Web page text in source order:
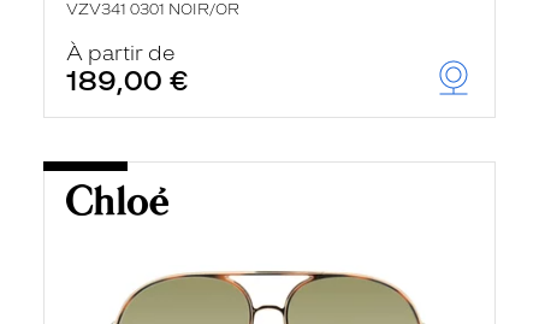
VZV341 0301 NOIR/OR
À partir de
189,00 €